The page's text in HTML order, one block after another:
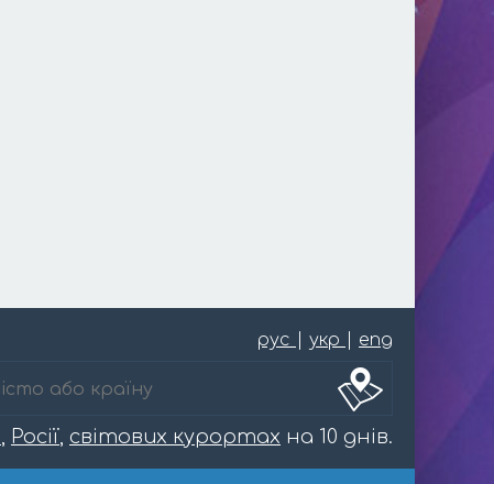
рус укр eng
, Росії, світових курортах на 10 днів.